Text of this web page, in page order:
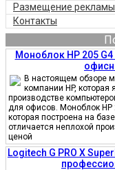
Размещение рекламы
Контакты
Моноблок HP 205
В настоящем обзоре
компании HP,
производстве
для офисов. Моноблок HP
которая построена на
отличается неплохой
ценой
Logitech G PRO X